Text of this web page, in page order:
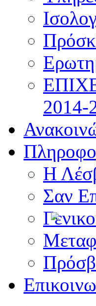
2014-
Η
Σαν